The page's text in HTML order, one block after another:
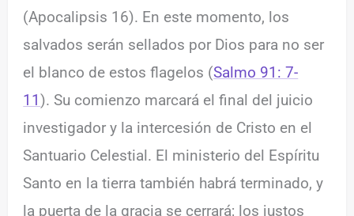
(Apocalipsis 16). En este momento, los
salvados serán sellados por Dios para no ser
el blanco de estos flagelos (Salmo 91: 7-
11). Su comienzo marcará el final del juicio
investigador y la intercesión de Cristo en el
Santuario Celestial. El ministerio del Espíritu
Santo en la tierra también habrá terminado, y
la puerta de la gracia se cerrará; los justos